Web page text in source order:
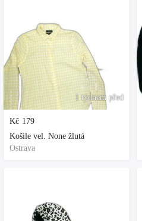
1 týdnem před
Kč 179
Košile vel. None žlutá
Ostrava